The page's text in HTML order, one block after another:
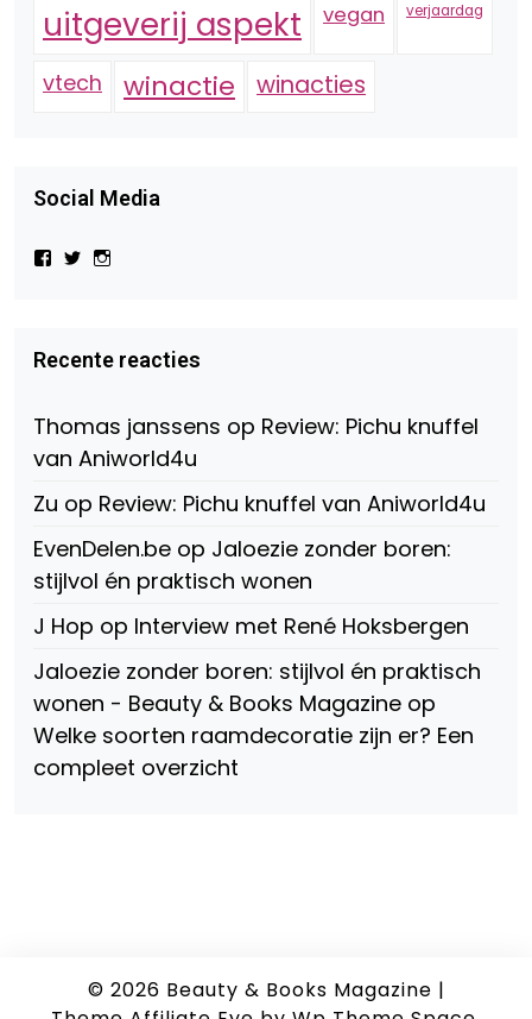
uitgeverij aspekt vegan verjaardag
vtech winactie winacties
Social Media
Bekijk
Beauty-
147775071915783/?
Facebook
Bekijk
op
Twitter
op
Instagram
Recente reacties
Thomas janssens op Review: Pichu knuffel
van Aniworld4u
Zu op Review: Pichu knuffel van Aniworld4u
EvenDelen.be op Jaloezie zonder boren:
stijlvol én praktisch wonen
J Hop op Interview met René Hoksbergen
Jaloezie zonder boren: stijlvol én praktisch
wonen - Beauty & Books Magazine op
Welke soorten raamdecoratie zijn er? Een
compleet overzicht
© 2026 Beauty & Books Magazine |